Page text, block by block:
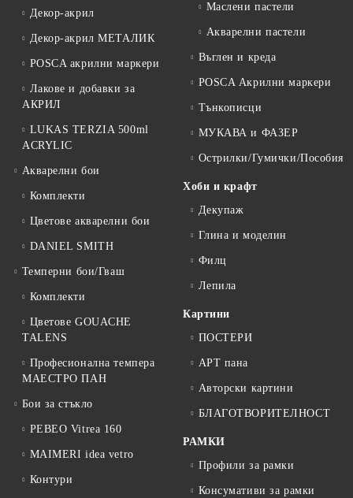
Декор-акрил
Декор-акрил МЕТАЛИК
POSCA акрилни маркери
Лакове и добавки за
АКРИЛ
LUKAS TERZIA 500ml
ACRYLIC
Акварелни бои
Комплекти
Цветове акварелни бои
DANIEL SMITH
Темперни бои/Гваш
Комплекти
Цветове GOUACHE
TALENS
Професионална темпера
МАЕСТРО ПАН
Бои за стъкло
PEBEO Vitrea 160
MAIMERI idea vetro
Контури
Маслени пастели
Акварелни пастели
Въглен и креда
POSCA Акрилни маркери
Тънкописци
МУКАВА и ФАЗЕР
Острилки/Гумички/Пособия
Хоби и крафт
Декупаж
Глина и моделин
Филц
Лепила
Картини
ПОСТЕРИ
АРТ пана
Авторски картини
БЛАГОТВОРИТЕЛНОСТ
РАМКИ
Профили за рамки
Консумативи за рамки